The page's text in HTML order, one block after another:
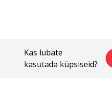
Kas lubate
kasutada küpsiseid?